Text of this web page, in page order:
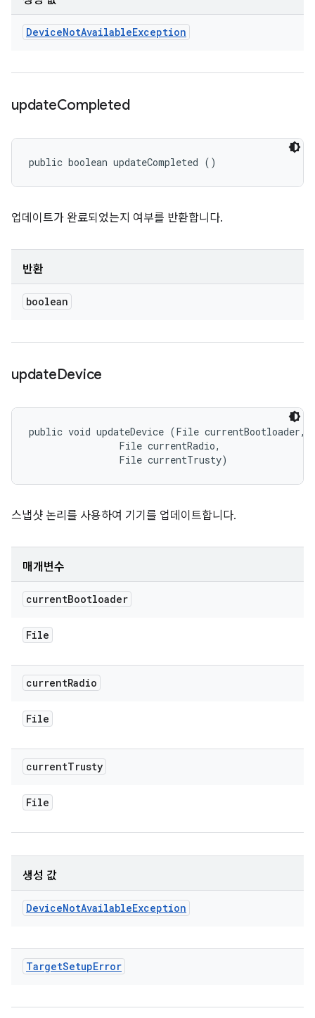
DeviceNotAvailableException
updateCompleted
public boolean updateCompleted ()
업데이트가 완료되었는지 여부를 반환합니다.
반환
boolean
updateDevice
public void updateDevice (File currentBootloader,
                File currentRadio,
                File currentTrusty)
스냅샷 논리를 사용하여 기기를 업데이트합니다.
매개변수
currentBootloader
File
currentRadio
File
currentTrusty
File
생성 값
DeviceNotAvailableException
TargetSetupError